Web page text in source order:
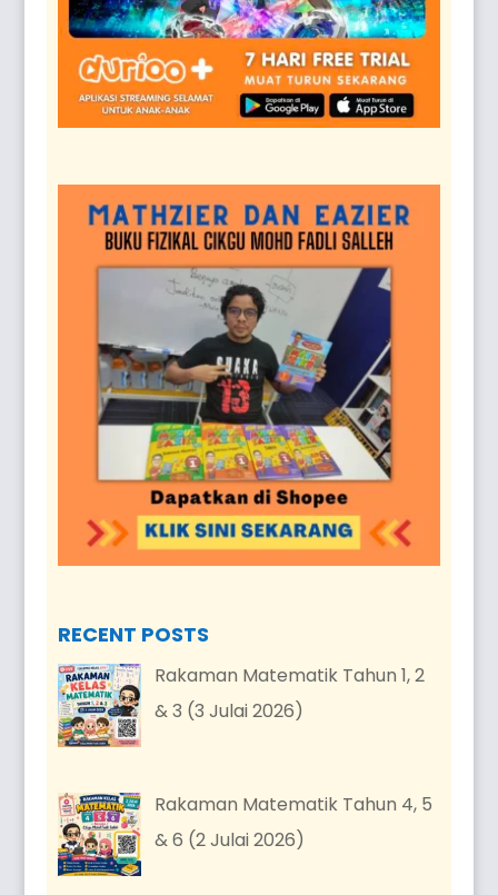
RECENT POSTS
Rakaman Matematik Tahun 1, 2
& 3 (3 Julai 2026)
Rakaman Matematik Tahun 4, 5
& 6 (2 Julai 2026)